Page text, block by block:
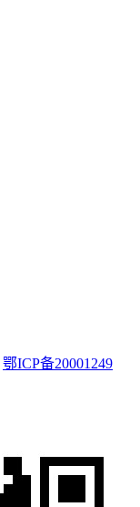
鄂ICP备20001249